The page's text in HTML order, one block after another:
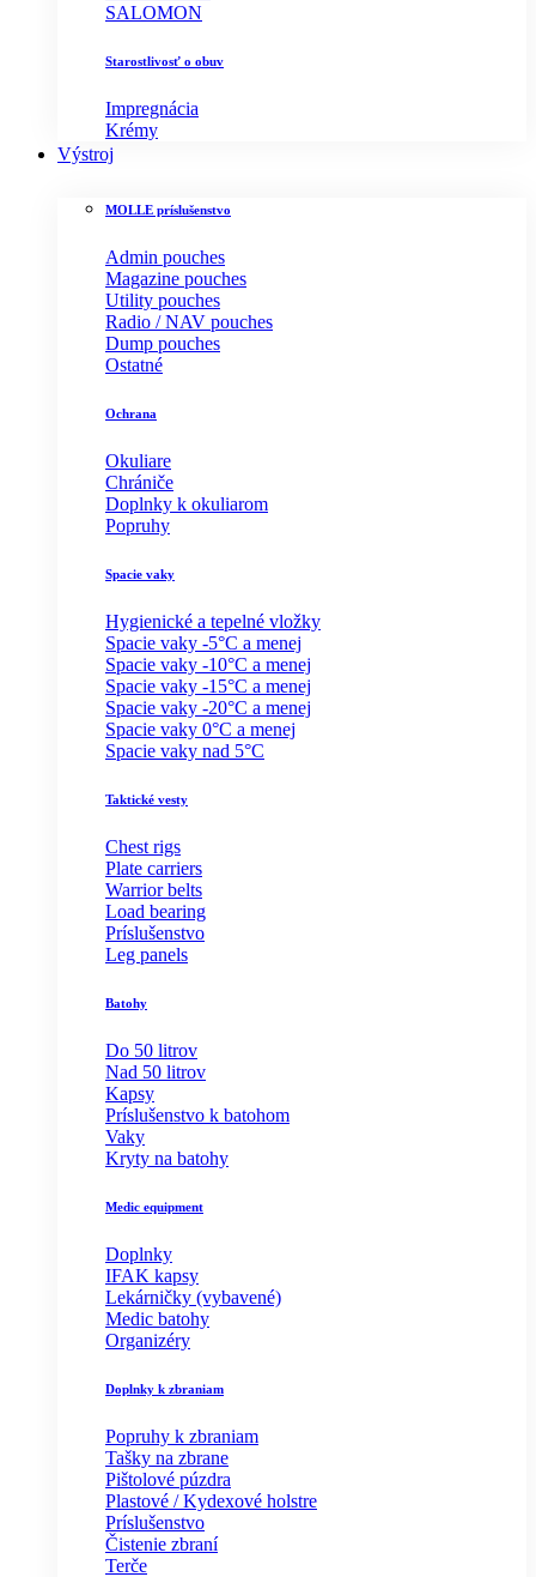
SALOMON
Starostlivosť o obuv
Impregnácia
Krémy
Výstroj
MOLLE príslušenstvo
Admin pouches
Magazine pouches
Utility pouches
Radio / NAV pouches
Dump pouches
Ostatné
Ochrana
Okuliare
Chrániče
Doplnky k okuliarom
Popruhy
Spacie vaky
Hygienické a tepelné vložky
Spacie vaky -5°C a menej
Spacie vaky -10°C a menej
Spacie vaky -15°C a menej
Spacie vaky -20°C a menej
Spacie vaky 0°C a menej
Spacie vaky nad 5°C
Taktické vesty
Chest rigs
Plate carriers
Warrior belts
Load bearing
Príslušenstvo
Leg panels
Batohy
Do 50 litrov
Nad 50 litrov
Kapsy
Príslušenstvo k batohom
Vaky
Kryty na batohy
Medic equipment
Doplnky
IFAK kapsy
Lekárničky (vybavené)
Medic batohy
Organizéry
Doplnky k zbraniam
Popruhy k zbraniam
Tašky na zbrane
Pištolové púzdra
Plastové / Kydexové holstre
Príslušenstvo
Čistenie zbraní
Terče